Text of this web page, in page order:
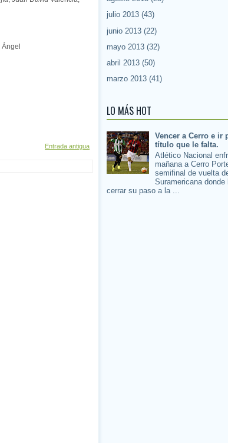
Entrada antigua
julio 2013 (43)
junio 2013 (22)
mayo 2013 (32)
abril 2013 (50)
marzo 2013 (41)
LO MÁS HOT
Vencer a Cerro e ir
título que le falta.
Atlético Nacional
mañana a Cerro
semifinal de vuelta
Suramericana donde
cerrar su paso a la ...